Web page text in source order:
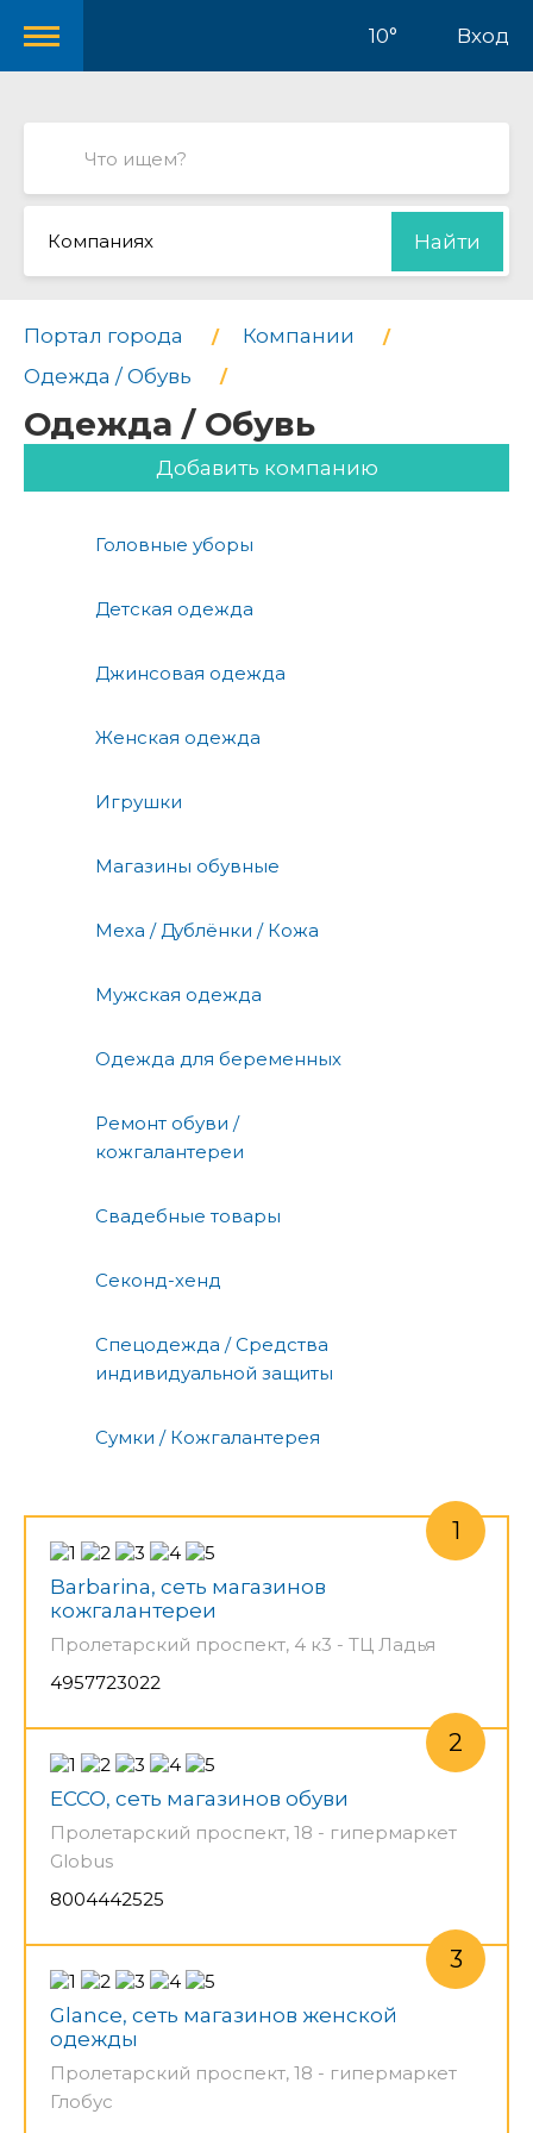
10° Вход
Компаниях Найти
Портал города
Компании
Одежда / Обувь
Одежда / Обувь
Добавить компанию
Головные уборы
Детская одежда
Джинсовая одежда
Женская одежда
Игрушки
Магазины обувные
Меха / Дублёнки / Кожа
Мужская одежда
Одежда для беременных
Ремонт обуви /
кожгалантереи
Свадебные товары
Секонд-хенд
Спецодежда / Средства
индивидуальной защиты
Сумки / Кожгалантерея
Barbarina, сеть магазинов
кожгалантереи
Пролетарский проспект, 4 к3 - ТЦ Ладья
4957723022
ECCO, сеть магазинов обуви
Пролетарский проспект, 18 - гипермаркет
Globus
8004442525
Glance, сеть магазинов женской
одежды
Пролетарский проспект, 18 - гипермаркет
Глобус